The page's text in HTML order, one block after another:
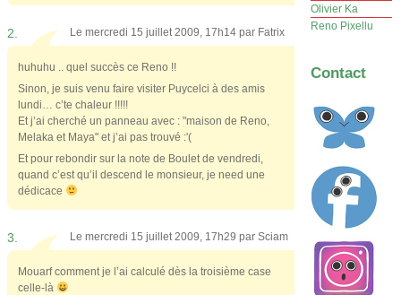
2. Le mercredi 15 juillet 2009, 17h14 par Fatrix
huhuhu .. quel succès ce Reno !!
Sinon, je suis venu faire visiter Puycelci à des amis
lundi… c’te chaleur !!!!!
Et j’ai cherché un panneau avec : "maison de Reno,
Melaka et Maya" et j’ai pas trouvé :'(
Et pour rebondir sur la note de Boulet de vendredi,
quand c’est qu’il descend le monsieur, je need une
dédicace
3. Le mercredi 15 juillet 2009, 17h29 par Sciam
Mouarf comment je l’ai calculé dès la troisième case
celle-là
Olivier Ka
Reno Pixellu
Contact